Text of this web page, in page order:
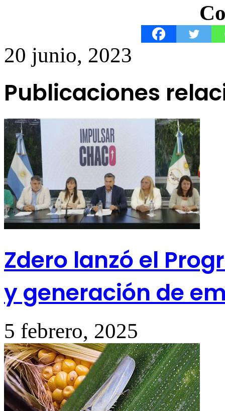
20 junio, 2023
Publicaciones
Zdero lanzó el
y generación de
5 febrero, 2025